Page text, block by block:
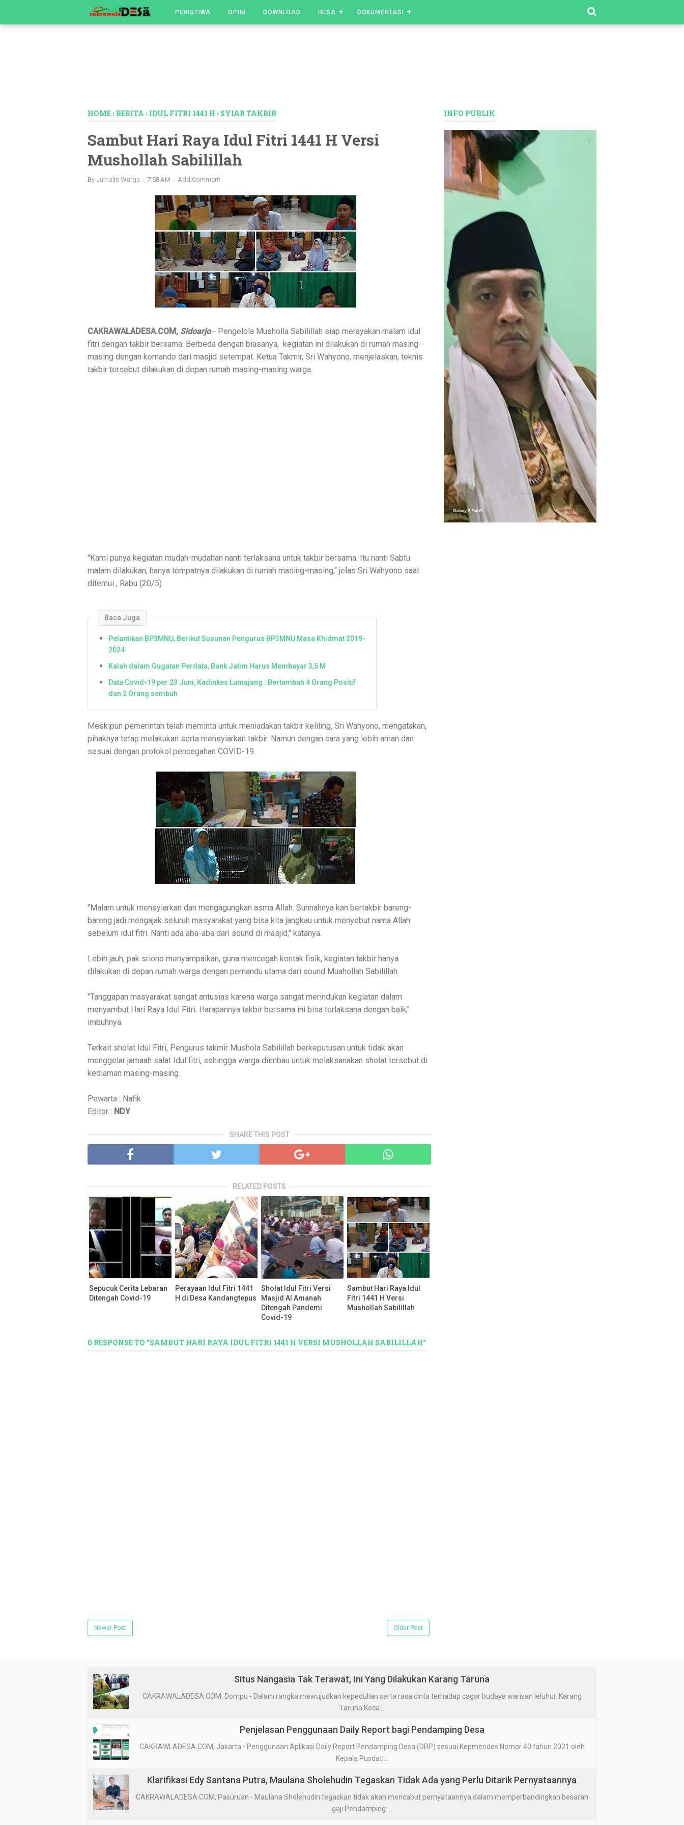
PERISTIWA OPINI DOWNLOAD DESA DOKUMENTASI
HOME› BERITA › IDUL FITRI 1441 H › SYIAR TAKBIR
Sambut Hari Raya Idul Fitri 1441 H Versi
Mushollah Sabilillah
By Jurnalis Warga 7:58 AM Add Comment
CAKRAWALADESA.COM, Sidoarjo- Pengelola Musholla Sabilillah siap merayakan malam idul
fitri dengan takbir bersama. Berbeda dengan biasanya, kegiatan ini dilakukan di rumah masing-
masing dengan komando dari masjid setempat. Ketua Takmir, Sri Wahyono, menjelaskan, teknis
takbir tersebut dilakukan di depan rumah masing-masing warga.
"Kami punya kegiatan mudah-mudahan nanti terlaksana untuk takbir bersama. Itu nanti Sabtu
malam dilakukan, hanya tempatnya dilakukan di rumah masing-masing," jelas Sri Wahyono saat
ditemui , Rabu (20/5).
Baca Juga
Pelantikan BP3MNU, Berikut Susunan Pengurus BP3MNU Masa Khidmat 2019-
2024
Kalah dalam Gugatan Perdata, Bank Jatim Harus Membayar 3,5 M
Data Covid-19 per 23 Juni, Kadinkes Lumajang : Bertambah 4 Orang Positif
dan 2 Orang sembuh
Meskipun pemerintah telah meminta untuk meniadakan takbir keliling, Sri Wahyono, mengatakan,
pihaknya tetap melakukan serta mensyiarkan takbir. Namun dengan cara yang lebih aman dan
sesuai dengan protokol pencegahan COVID-19.
"Malam untuk mensyiarkan dan mengagungkan asma Allah. Sunnahnya kan bertakbir bareng-
bareng jadi mengajak seluruh masyarakat yang bisa kita jangkau untuk menyebut nama Allah
sebelum idul fitri. Nanti ada aba-aba dari sound di masjid," katanya.
Lebih jauh, pak sriono menyampaikan, guna mencegah kontak fisik, kegiatan takbir hanya
dilakukan di depan rumah warga dengan pemandu utama dari sound Muahollah Sabilillah.
"Tanggapan masyarakat sangat antusias karena warga sangat merindukan kegiatan dalam
menyambut Hari Raya Idul Fitri. Harapannya takbir bersama ini bisa terlaksana dengan baik,"
imbuhnya.
Terkait sholat Idul Fitri, Pengurus takmir Mushola Sabilillah berkeputusan untuk tidak akan
menggelar jamaah salat Idul fitri, sehingga warga diimbau untuk melaksanakan sholat tersebut di
kediaman masing-masing.
Pewarta : Nafik
Editor : NDY
SHARE THIS POST
RELATED POSTS
Sepucuk Cerita Lebaran
Ditengah Covid-19
Perayaan Idul Fitri 1441
H di Desa Kandangtepus
Sholat Idul Fitri Versi
Masjid Al Amanah
Ditengah Pandemi
Covid-19
Sambut Hari Raya Idul
Fitri 1441 H Versi
Mushollah Sabilillah
0 RESPONSE TO "SAMBUT HARI RAYA IDUL FITRI 1441 H VERSI MUSHOLLAH SABILILLAH"
Newer Post Older Post
INFO PUBLIK
Situs Nangasia Tak Terawat, Ini Yang Dilakukan Karang Taruna
CAKRAWALADESA.COM, Dompu - Dalam rangka mewujudkan kepedulian serta rasa cinta terhadap cagar budaya warisan leluhur. Karang
Taruna Keca...
Penjelasan Penggunaan Daily Report bagi Pendamping Desa
CAKRAWLADESA.COM, Jakarta - Penggunaan Aplikasi Daily Report Pendamping Desa (DRP) sesuai Kepmendes Nomor 40 tahun 2021 oleh
Kepala Pusdati...
Klarifikasi Edy Santana Putra, Maulana Sholehudin Tegaskan Tidak Ada yang Perlu Ditarik Pernyataannya
CAKRAWALADESA.COM, Pasuruan - Maulana Sholehudin tegaskan tidak akan mencabut pernyataannya dalam memperbandingkan besaran
gaji Pendamping ...